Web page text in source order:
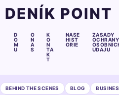
DENÍK POINT
D
O
M
U
O
N
A
S
K
O
N
TA
K
T
NASE
HIST
ORIE
ZASADY
OCHRANY
UDAJU
BEHIND THE SCENES BLOG